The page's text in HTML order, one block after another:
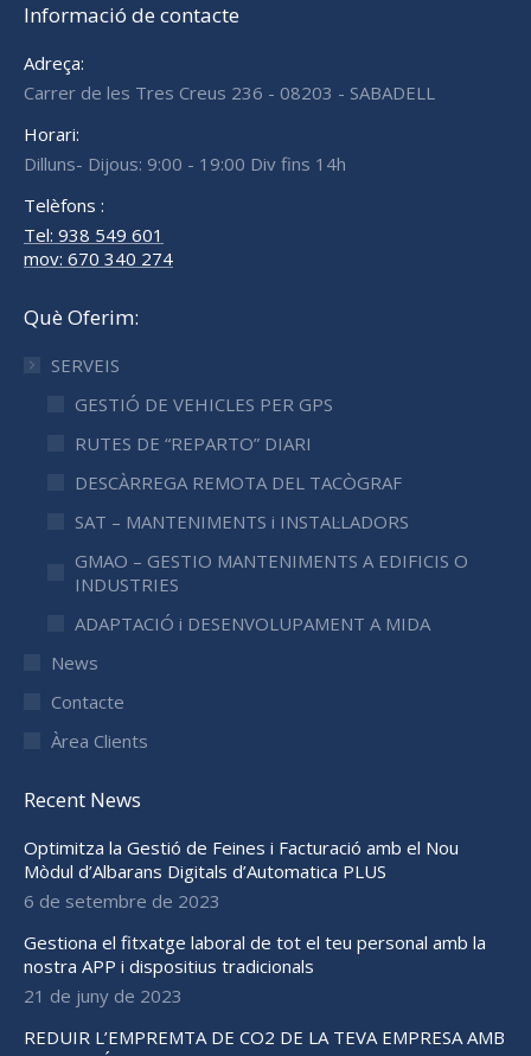
Informació de contacte
Adreça:
Carrer de les Tres Creus 236 - 08203 - SABADELL
Horari:
Dilluns- Dijous: 9:00 - 19:00 Div fins 14h
Telèfons :
Tel: 938 549 601
mov: 670 340 274
Què Oferim:
SERVEIS
GESTIÓ DE VEHICLES PER GPS
RUTES DE “REPARTO” DIARI
DESCÀRREGA REMOTA DEL TACÒGRAF
SAT – MANTENIMENTS i INSTAL·LADORS
GMAO – GESTIO MANTENIMENTS A EDIFICIS O
INDUSTRIES
ADAPTACIÓ i DESENVOLUPAMENT A MIDA
News
Contacte
Àrea Clients
Recent News
Optimitza la Gestió de Feines i Facturació amb el Nou
Mòdul d’Albarans Digitals d’Automatica PLUS
6 de setembre de 2023
Gestiona el fitxatge laboral de tot el teu personal amb la
nostra APP i dispositius tradicionals
21 de juny de 2023
REDUIR L’EMPREMTA DE CO2 DE LA TEVA EMPRESA AMB